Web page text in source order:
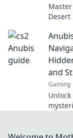
Master
killer
Unveil
and
Gaming